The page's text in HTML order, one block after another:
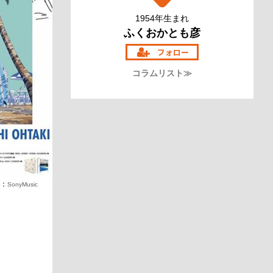
SonyMusic
1954年生まれ
ふくおかとも彦
コラムリスト≫